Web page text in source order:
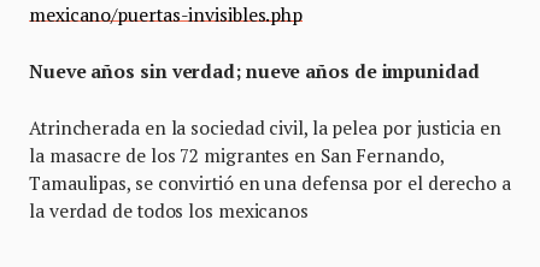
mexicano/puertas-invisibles.php
Nueve años sin verdad; nueve años de impunidad
Atrincherada en la sociedad civil, la pelea por justicia en
la masacre de los 72 migrantes en San Fernando,
Tamaulipas, se convirtió en una defensa por el derecho a
la verdad de todos los mexicanos